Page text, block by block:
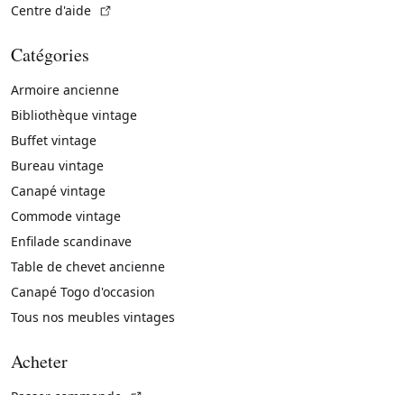
Centre d'aide
Catégories
Armoire ancienne
Bibliothèque vintage
Buffet vintage
Bureau vintage
Canapé vintage
Commode vintage
Enfilade scandinave
Table de chevet ancienne
Canapé Togo d'occasion
Tous nos meubles vintages
Acheter